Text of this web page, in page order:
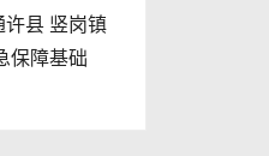
许县 竖岗镇
保障基础